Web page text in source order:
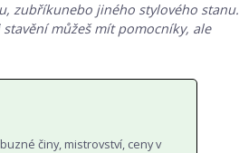
zubříkunebo jiného stylového stanu.
můžeš mít pomocníky, ale
činy, mistrovství, ceny v